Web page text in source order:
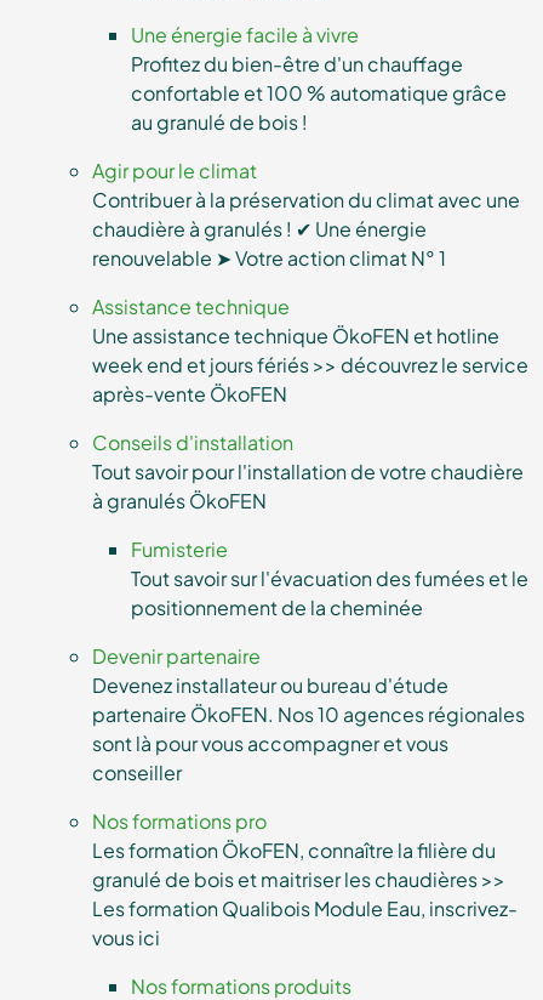
Une énergie facile à vivre
Profitez du bien-être d'un chauffage
confortable et 100 % automatique grâce
au granulé de bois !
Agir pour le climat
Contribuer à la préservation du climat avec une
chaudière à granulés ! ✔ Une énergie
renouvelable ➤ Votre action climat N° 1
Assistance technique
Une assistance technique ÖkoFEN et hotline
week end et jours fériés >> découvrez le service
après-vente ÖkoFEN
Conseils d'installation
Tout savoir pour l'installation de votre chaudière
à granulés ÖkoFEN
Fumisterie
Tout savoir sur l'évacuation des fumées et le
positionnement de la cheminée
Devenir partenaire
Devenez installateur ou bureau d'étude
partenaire ÖkoFEN. Nos 10 agences régionales
sont là pour vous accompagner et vous
conseiller
Nos formations pro
Les formation ÖkoFEN, connaître la filière du
granulé de bois et maitriser les chaudières >>
Les formation Qualibois Module Eau, inscrivez-
vous ici
Nos formations produits